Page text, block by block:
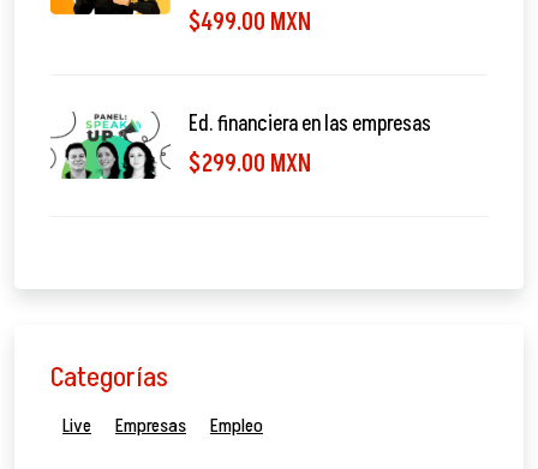
$499.00 MXN
Ed. financiera en las empresas
$299.00 MXN
Categorías
Live Empresas Empleo